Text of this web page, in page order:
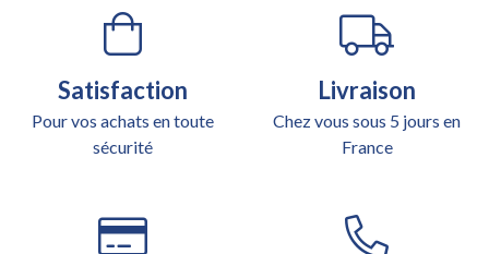
Satisfaction
Pour vos achats en toute
sécurité
Livraison
Chez vous sous 5 jours en
France